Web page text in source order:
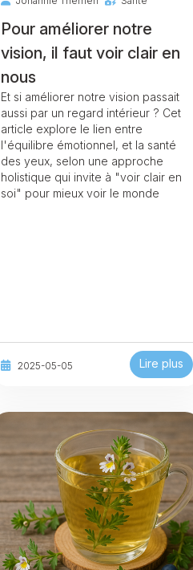
Pour améliorer notre
vision, il faut voir clair en
nous
Et si améliorer notre vision passait
aussi par un regard intérieur ? Cet
article explore le lien entre
l'équilibre émotionnel, et la santé
des yeux, selon une approche
holistique qui invite à "voir clair en
soi" pour mieux voir le monde
2025-05-05 Lire plus